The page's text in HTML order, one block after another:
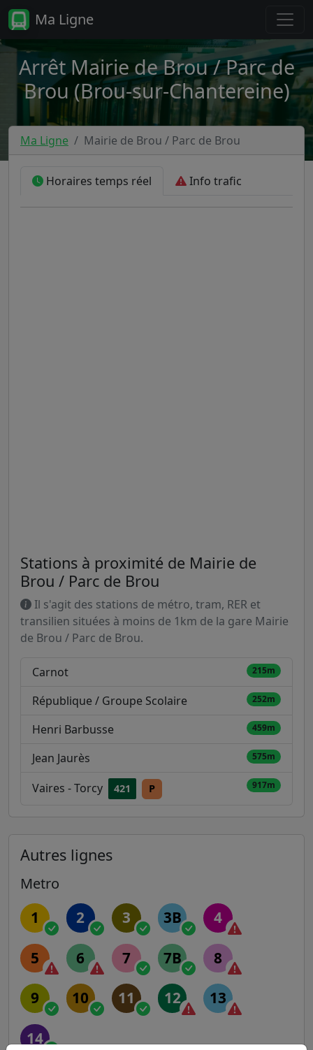
Ma Ligne
Arrêt Mairie de Brou / Parc de
Brou (Brou-sur-Chantereine)
Ma Ligne Mairie de Brou / Parc de Brou
Horaires temps réel Info trafic
Stations à proximité de Mairie de
Brou / Parc de Brou
Il s'agit des stations de métro, tram, RER et
transilien situées à moins de 1km de la gare Mairie
de Brou / Parc de Brou.
Carnot 215m
République / Groupe Scolaire 252m
Henri Barbusse 459m
Jean Jaurès 575m
Vaires - Torcy 421 P 917m
Autres lignes
Metro
1 2 3 3B 4
5 6 7 7B 8
9 10 11 12 13
14